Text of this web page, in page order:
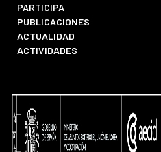
PARTICIPA
PUBLICACIONES
ACTUALIDAD
ACTIVIDADES